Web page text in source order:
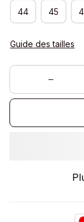
44 45
Guide des tailles